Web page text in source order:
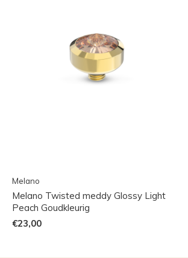
Melano
Melano Twisted meddy Glossy Light
Peach Goudkleurig
€23,00